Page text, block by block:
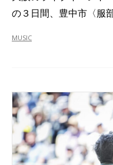
の３日間、豊中市〈服
MUSIC